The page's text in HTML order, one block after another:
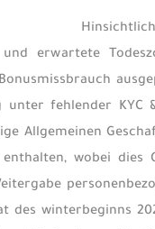
erwartete
fehlender
Allgemeinen
wobei
des winterbeginns